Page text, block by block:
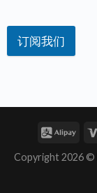
订阅我们
Copyright 2026 ©